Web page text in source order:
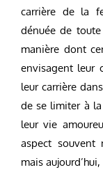
carrière de la
dénuée de
manière dont
envisagent leur
leur carrière
de se limiter à la
leur vie
aspect souvent
mais